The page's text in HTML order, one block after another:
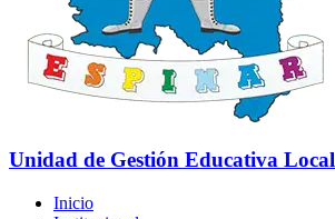
Unidad de Gestión Educativa Local
Inicio